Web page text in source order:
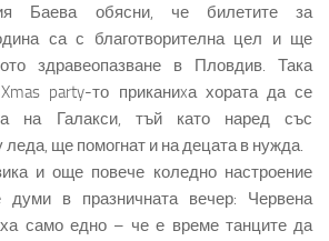
Баева обясни, че билетите за
са с благотворителна цел и ще
здравеопазване в Пловдив. Така
Xmas party-то приканиxа хората да се
на Галакси, тъй като наред със
ще помогнат и на децата в нужда.
и още повече коледно настроение
думи в празничната вечер: Червена
само едно – че е време танците да